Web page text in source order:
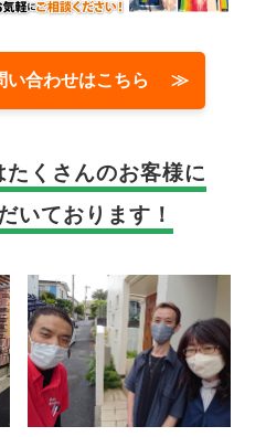
い合わせはこちら ≫
たくさんのお客様に
いております！